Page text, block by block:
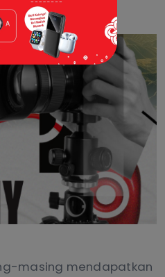
masing mendapatkan